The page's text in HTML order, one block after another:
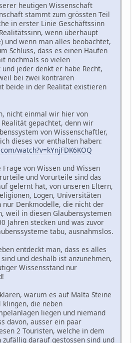
heutigen Wissenschaft
stammt zum grössten Teil
in erster Linie Geschäftssinn
wenn überhaupt
und wenn man alles beobachtet,
Schluss, dass es einen Haufen
nochmals so vielen
jeder denkt er habe Recht,
bei zwei konträren
beide in der Realität existieren
nicht einmal wir hier von
gepachtet, denn wir
von Wissenschaftler,
dieses vor enthalten haben:
watch?v=kYnjFDK6KOQ
von Wissen und Wissen
und Vorurteile sind das
gelernt hat, von unseren Eltern,
Logen, Universitäten
nur Denkmodelle, die nicht der
weil in diesen Glaubensystemen
Jahren stecken und was zuvor
tabu, ausnahmslos.
entdeckt man, dass es alles
und deshalb ist anzunehmen,
Wissensstand nur
warum es auf Malta Steine
die neben
liegen und niemand
davon, ausser ein paar
2 Touristen, welche in dem
darauf gestossen sind und